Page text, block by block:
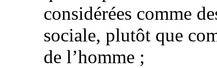
considérées comme
sociale, plutôt que
de l’homme ;